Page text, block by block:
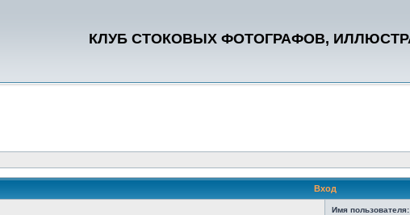
КЛУБ СТОКОВЫХ ФОТОГРАФОВ,
Вход
Имя пользователя: